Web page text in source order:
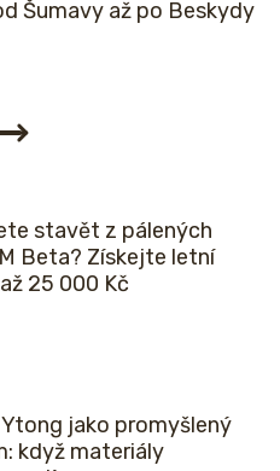
Šumavy až po Beskydy
stavět z pálených
Beta? Získejte letní
25 000 Kč
jako promyšlený
když materiály